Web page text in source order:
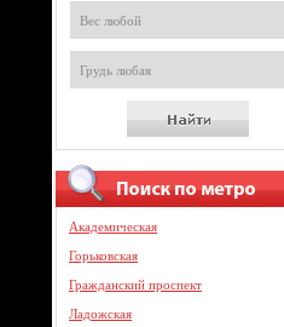
Академическая
Горьковская
Гражданский проспект
Ладожская